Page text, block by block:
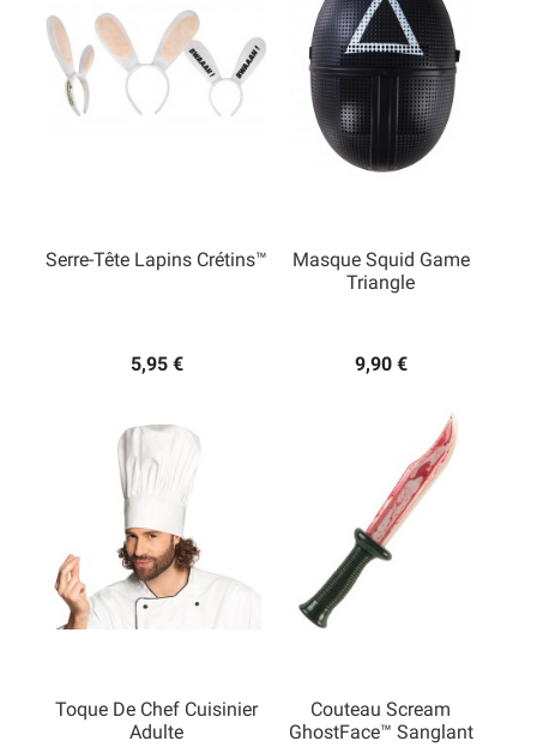
Serre-Tête Lapins Crétins™
5,95 €
Masque Squid Game
Triangle
9,90 €
Toque De Chef Cuisinier
Adulte
Couteau Scream
GhostFace™ Sanglant